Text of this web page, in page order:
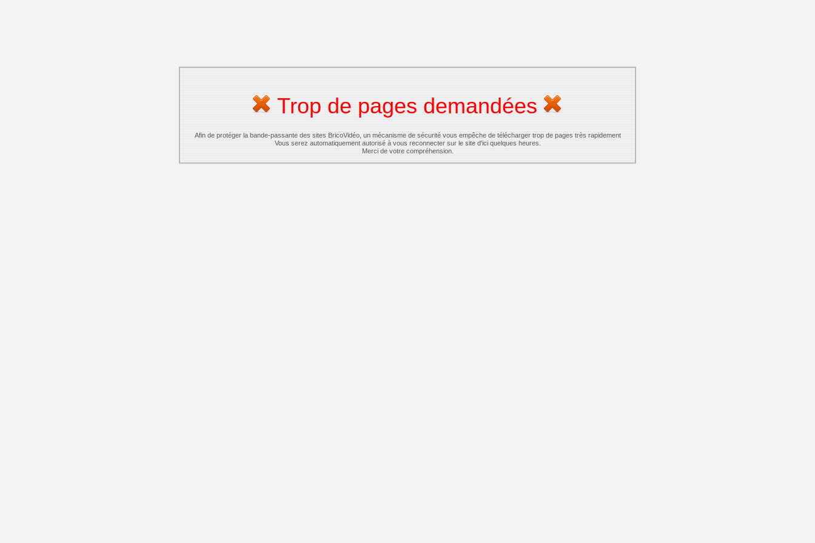
Trop de pages demandées
Afin de protéger la bande-passante des sites BricoVidéo, un mécanisme de sécurité vous empêche de télécharger trop de pages très rapidement
Vous serez automatiquement autorisé à vous reconnecter sur le site d'ici quelques heures.
Merci de votre compréhension.